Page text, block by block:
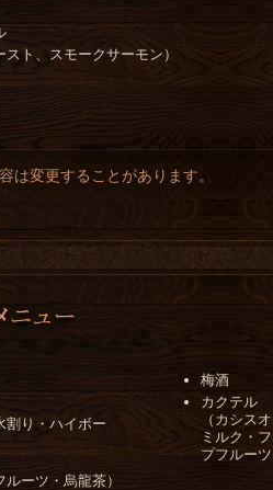
ト、スモークサーモン）
は変更することがあります。
割り・ハイボー
ーツ・烏龍茶）
梅酒
カクテル
（カシス
ミルク・
プフルー